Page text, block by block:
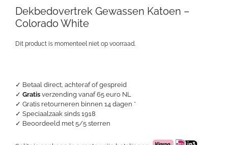
✓ Betaal direct, achteraf of gespreid
✓ Gratis verzending vanaf 65 euro NL
✓ Gratis retourneren binnen 14 dagen *
✓ Speciaalzaak sinds 1918
✓ Beoordeeld met 5/5 sterren
Dekbedovertrek Gewassen Katoen –
Colorado White
Dit product is momenteel niet op voorraad.